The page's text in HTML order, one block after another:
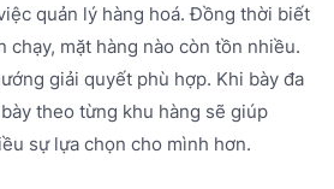
quản lý hàng hoá. Đồng thời biết
chạy, mặt hàng nào còn tồn nhiều.
giải quyết phù hợp. Khi bày đa
theo từng khu hàng sẽ giúp
sự lựa chọn cho mình hơn.